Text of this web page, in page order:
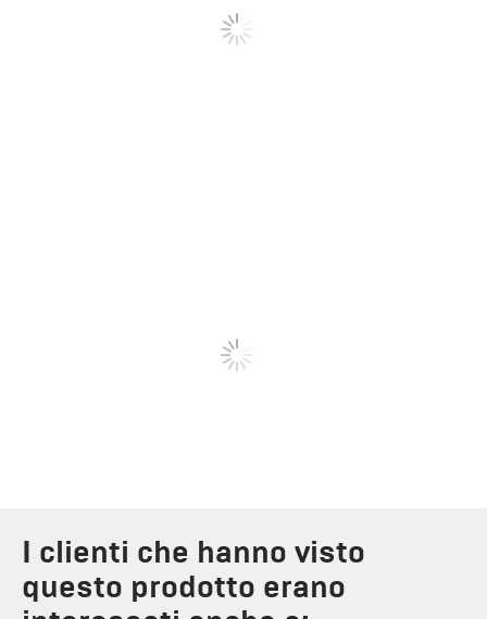
I clienti che hanno visto
questo prodotto erano